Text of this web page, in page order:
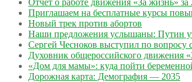
Отчет о работе движения «За жизнь» за
Приглашаем на бесплатные курсы
Новый трек против абортов
Наши предложения услышаны: Путин
Сергей Чесноков выступил по
Духовник общероссийского движения
«Дом для мамы»: куда пойти
Дорожная карта: Демография — 2035